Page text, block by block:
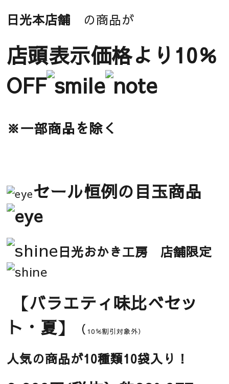
日光本店舗 の商品が
店頭表示価格より10％
OFF
※一部商品を除く
セール恒例の目玉商品
日光おかき工房 店舗限定
【バラエティ味比べセッ
ト・夏】 （ 10％割引対象外）
人気の商品が10種類10袋入り！